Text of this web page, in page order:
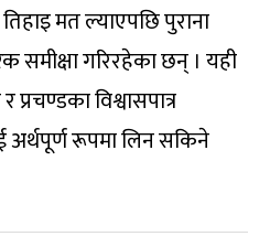
मत ल्याएपछि पुराना
गरिरहेका छन् । यही
विश्वासपात्र
अर्थपूर्ण रूपमा लिन सकिने